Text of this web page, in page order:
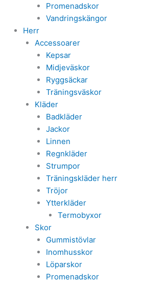
Promenadskor
Vandringskängor
Herr
Accessoarer
Kepsar
Midjeväskor
Ryggsäckar
Träningsväskor
Kläder
Badkläder
Jackor
Linnen
Regnkläder
Strumpor
Träningskläder herr
Tröjor
Ytterkläder
Termobyxor
Skor
Gummistövlar
Inomhusskor
Löparskor
Promenadskor